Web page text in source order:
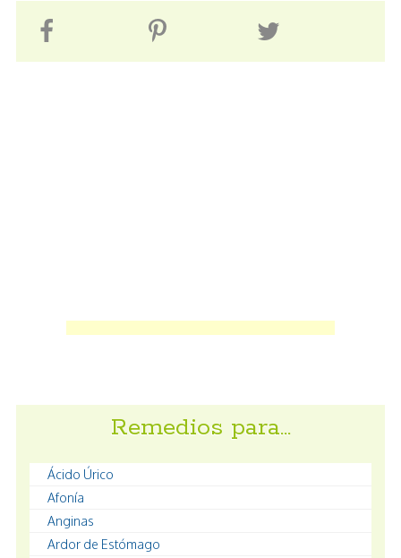
Remedios para…
Ácido Úrico
Afonía
Anginas
Ardor de Estómago